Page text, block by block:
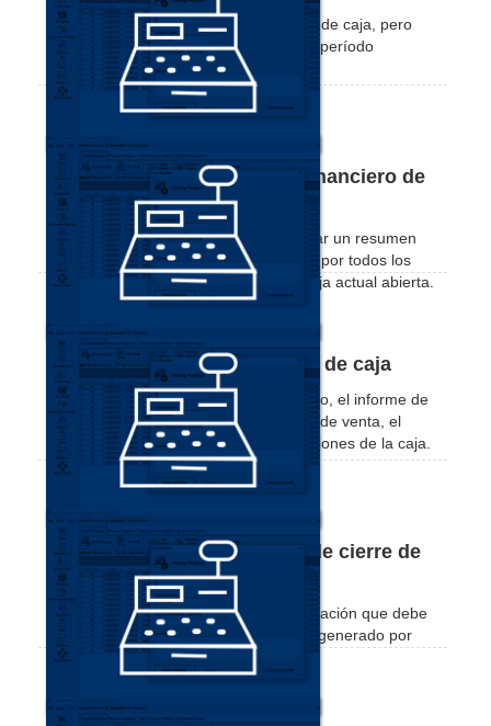
Obtenga un informe similar al de cierre de caja, pero
con todos los registros de caja para un período
específico, según lo desee.
Cómo generar un resumen financiero de
la caja ctual
En este tutorial aprenderá cómo generar un resumen
financiero de la caja actual, compuesto por todos los
montos financieros registrados en la caja actual abierta.
Cómo consultar los informes de caja
Vea cómo verificar el resumen financiero, el informe de
medios de pago, el informe de canales de venta, el
extracto de cuenta y todas las transacciones de la caja.
Cómo configurar el informe de cierre de
caja
Aprenda a activar y configurar la información que debe
constar en el informe de cierre de caja generado por
Nex.